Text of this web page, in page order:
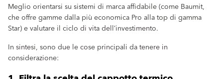
Meglio orientarsi su sistemi di marca affidabile (come Baumit,
che offre gamme dalla più economica Pro alla top di gamma
Star) e valutare il ciclo di vita dell’investimento.
In sintesi, sono due le cose principali da tenere in
considerazione: